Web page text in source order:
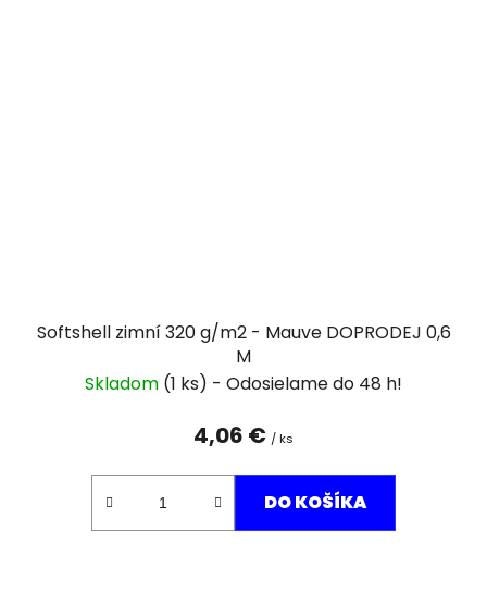
Softshell zimní 320 g/m2 - Mauve DOPRODEJ 0,6
M
Skladom (1 ks)
4,06 € / ks
DO KOŠÍKA